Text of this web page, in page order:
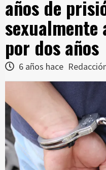
años de
por dos años
6 años hace